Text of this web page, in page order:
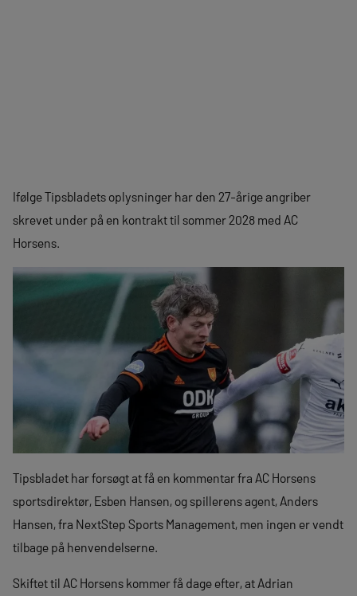
Ifølge Tipsbladets oplysninger har den 27-årige angriber
skrevet under på en kontrakt til sommer 2028 med AC
Horsens.
Tipsbladet har forsøgt at få en kommentar fra AC Horsens
sportsdirektør, Esben Hansen, og spillerens agent, Anders
Hansen, fra NextStep Sports Management, men ingen er vendt
tilbage på henvendelserne.
Skiftet til AC Horsens kommer få dage efter, at Adrian